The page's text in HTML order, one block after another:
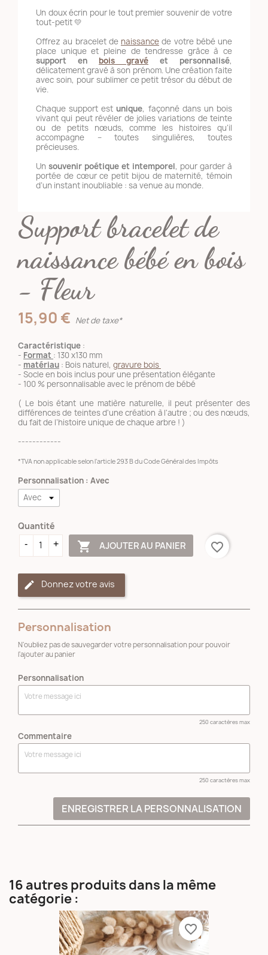
Un doux écrin pour le tout premier souvenir de votre
tout-petit 💛
Offrez au bracelet de naissance de votre bébé une
place unique et pleine de tendresse grâce à ce
support en bois gravé et personnalisé,
délicatement gravé à son prénom. Une création faite
avec soin, pour sublimer ce petit trésor du début de
vie.
Chaque support estunique, façonné dans un bois
vivant qui peut révéler de jolies variations de teinte
ou de petits nœuds, comme les histoires qu’il
accompagne – toutes singulières, toutes
précieuses.
Un souvenir poétique et intemporel, pour garder à
portée de cœur ce petit bijou de maternité, témoin
d’un instant inoubliable : sa venue au monde.
Support bracelet de
naissance bébé en bois
- Fleur
15,90 € Net de taxe*
Caractéristique :
- Format : 130 x130 mm
- matériau : Bois naturel, gravure bois
- Socle en bois inclus pour une présentation élégante
- 100 % personnalisable avec le prénom de bébé
( Le bois étant une matière naturelle, il peut présenter des
différences de teintes d'une création à l'autre ; ou des nœuds,
du fait de l’histoire unique de chaque arbre ! )
------------
*TVA non applicable selon l’article 293 B du Code Général des Impôts
Personnalisation : Avec
Quantité
 AJOUTER AU PANIER favorite_border
Donnez votre avis
Personnalisation
N'oubliez pas de sauvegarder votre personnalisation pour pouvoir
l'ajouter au panier
Personnalisation
250 caractères max
Commentaire
250 caractères max
ENREGISTRER LA PERSONNALISATION
16 autres produits dans la même
catégorie :
favorite_border